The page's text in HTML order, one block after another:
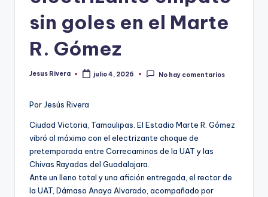
sin goles en el Marte
R. Gómez
Publicado
Jesus Rivera julio 4, 2026 No hay comentarios
Por Jesús Rivera
Ciudad Victoria, Tamaulipas. El Estadio Marte R. Gómez
vibró al máximo con el electrizante choque de
pretemporada entre Correcaminos de la UAT y las
Chivas Rayadas del Guadalajara.
Ante un lleno total y una afición entregada, el rector de
la UAT, Dámaso Anaya Alvarado, acompañado por